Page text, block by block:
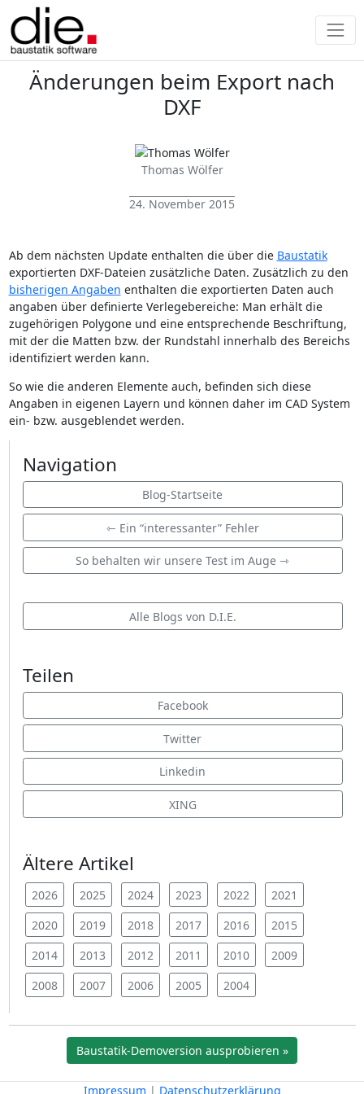
Änderungen beim Export nach
DXF
Thomas Wölfer
24. November 2015
Ab dem nächsten Update enthalten die über die Baustatik
exportierten DXF-Dateien zusätzliche Daten. Zusätzlich zu den
bisherigen Angaben enthalten die exportierten Daten auch
angaben über definierte Verlegebereiche: Man erhält die
zugehörigen Polygone und eine entsprechende Beschriftung,
mit der die Matten bzw. der Rundstahl innerhalb des Bereichs
identifiziert werden kann.
So wie die anderen Elemente auch, befinden sich diese
Angaben in eigenen Layern und können daher im CAD System
ein- bzw. ausgeblendet werden.
Navigation
Blog-Startseite
⇽ Ein “interessanter” Fehler
So behalten wir unsere Test im Auge ⇾
Alle Blogs von D.I.E.
Teilen
Facebook
Twitter
Linkedin
XING
Ältere Artikel
2026 2025 2024 2023 2022
2021
2020
2019 2018 2017 2016
2015
2014
2013 2012 2011 2010
2009
2008
2007 2006 2005 2004
Baustatik-Demoversion ausprobieren »
Impressum | Datenschutzerklärung